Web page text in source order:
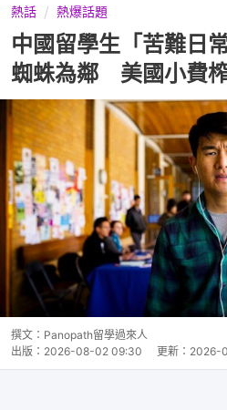
熱話 熱爆話題
中國留學生「苦難日
蜘蛛為鄰 美國小費
撰文： Panopath留學過來人
出版： 2026-08-02 09:30 更新： 2026-